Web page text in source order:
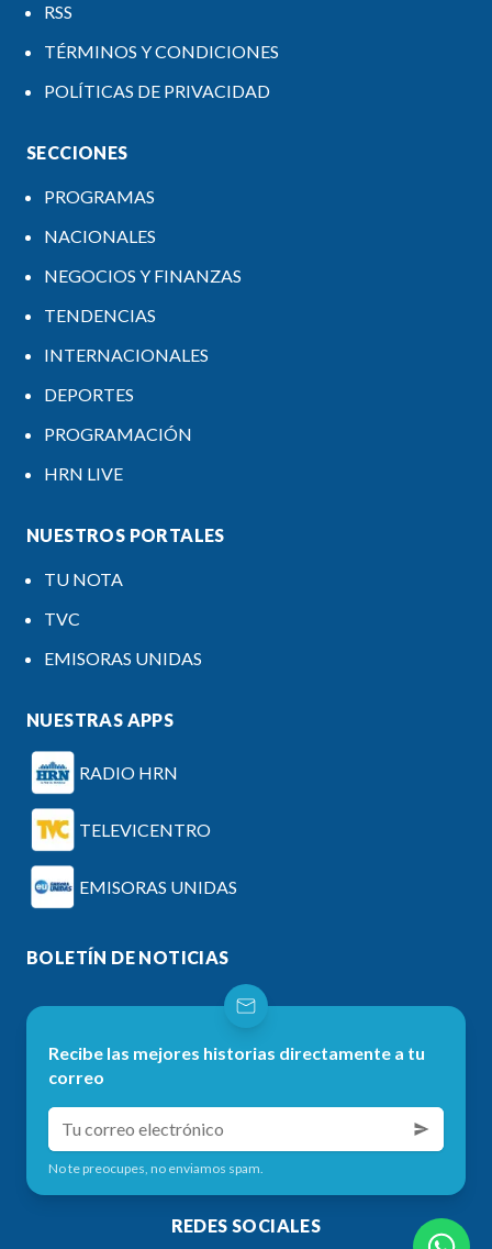
RSS
TÉRMINOS Y CONDICIONES
POLÍTICAS DE PRIVACIDAD
SECCIONES
PROGRAMAS
NACIONALES
NEGOCIOS Y FINANZAS
TENDENCIAS
INTERNACIONALES
DEPORTES
PROGRAMACIÓN
HRN LIVE
NUESTROS PORTALES
TU NOTA
TVC
EMISORAS UNIDAS
NUESTRAS APPS
RADIO HRN
TELEVICENTRO
EMISORAS UNIDAS
BOLETÍN DE NOTICIAS
Recibe las mejores historias directamente a tu
correo
No te preocupes, no enviamos spam.
REDES SOCIALES